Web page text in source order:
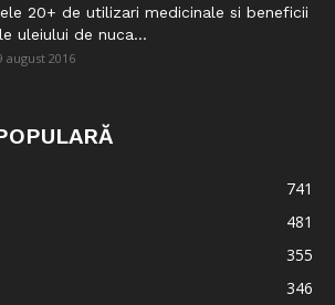
20+ de utilizari medicinale si beneficii
uleiului de nuca...
august 2016
741
481
355
346